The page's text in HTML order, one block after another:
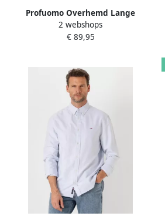
Profuomo Overhemd Lange
Mouw Twill Overhemd
Lichtblauw
2 webshops
€ 89,95